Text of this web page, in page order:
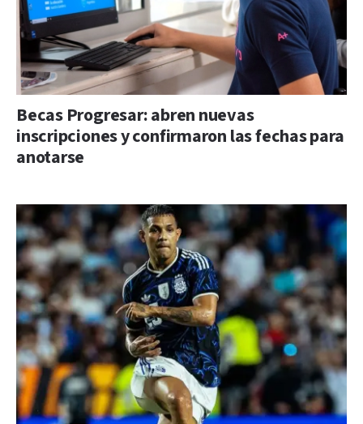
Becas Progresar: abren nuevas
inscripciones y confirmaron las fechas para
anotarse